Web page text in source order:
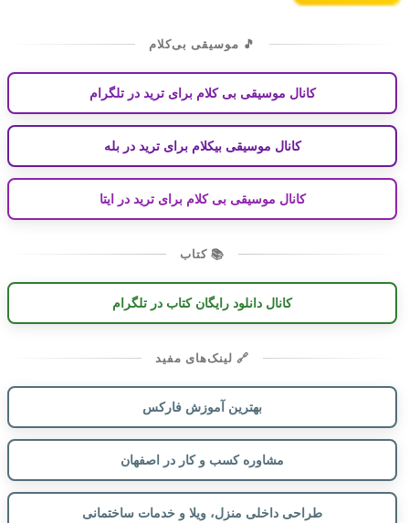
🎵 موسیقی بی‌کلام
کانال موسیقی بی کلام برای ترید در تلگرام
کانال موسیقی بیکلام برای ترید در بله
کانال موسیقی بی کلام برای ترید در ایتا
📚 کتاب
کانال دانلود رایگان کتاب در تلگرام
🔗 لینک‌های مفید
بهترین آموزش فارکس
مشاوره کسب و کار در اصفهان
طراحی داخلی منزل، ویلا و خدمات ساختمانی